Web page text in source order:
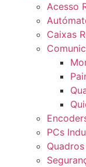
Acesso
Caixas
PCs